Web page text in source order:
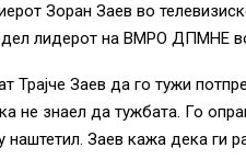
Зоран Заев во
лидерот на ВМРО ДПМНЕ
Заев да го тужи
не знаел да тужбата. Го
Заев кажа дека ги